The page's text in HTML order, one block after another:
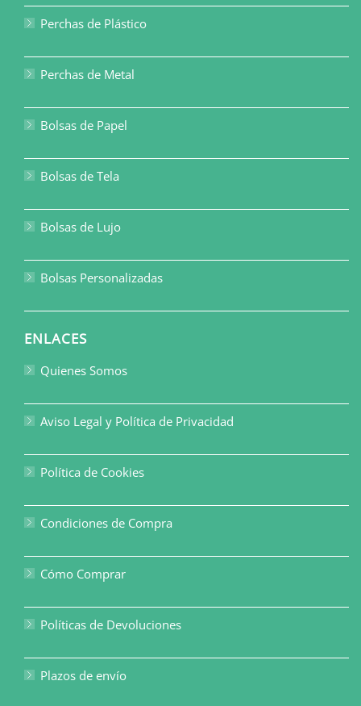
Perchas de Plástico
Perchas de Metal
Bolsas de Papel
Bolsas de Tela
Bolsas de Lujo
Bolsas Personalizadas
ENLACES
Quienes Somos
Aviso Legal y Política de Privacidad
Política de Cookies
Condiciones de Compra
Cómo Comprar
Políticas de Devoluciones
Plazos de envío